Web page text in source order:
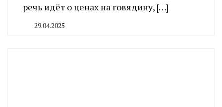
речь идёт о ценах на говядину, […]
29.04.2025